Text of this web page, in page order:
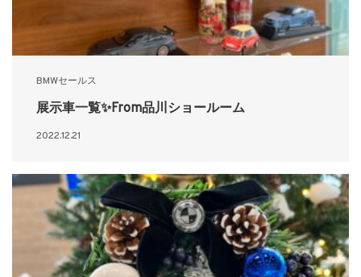
BMWセールス
展示車一覧✨From品川ショールーム
2022.12.21